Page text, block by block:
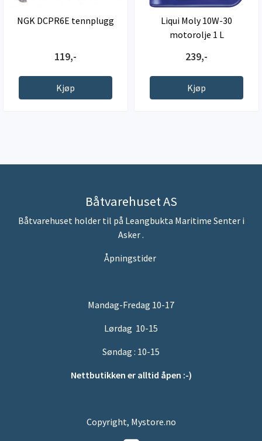
NGK DCPR6E tennplugg
119,-
Kjøp
Liqui Moly 10W-30
motorolje 1 L
239,-
Kjøp
Båtvarehuset AS
Båtvarehuset holder til på Leangbukta Maritime Senter i
Asker .
Åpningstider
Mandag-Fredag 10-17
Lørdag 10-15
Søndag : 10-15
Nettbutikken er alltid åpen :-)
Copyright, Mystore.no